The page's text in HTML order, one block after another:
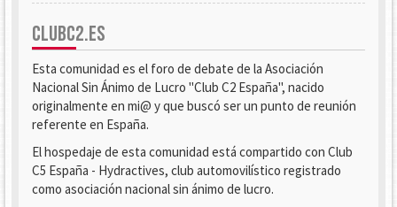
CLUBC2.ES
Esta comunidad es el foro de debate de la Asociación
Nacional Sin Ánimo de Lucro "Club C2 España", nacido
originalmente en mi@ y que buscó ser un punto de reunión
referente en España.
El hospedaje de esta comunidad está compartido con Club
C5 España - Hydractives, club automovilístico registrado
como asociación nacional sin ánimo de lucro.